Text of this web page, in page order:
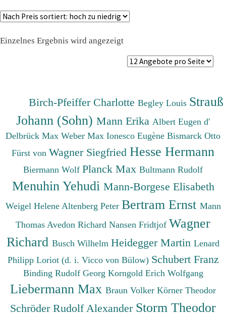
Einzelnes Ergebnis wird angezeigt
Birch-Pfeiffer CharlotteBegley Louis Strauß
Johann (Sohn) Mann Erika Albert Eugen d'
Delbrück Max Weber Max Ionesco Eugène Bismarck Otto
Fürst von Wagner Siegfried Hesse Hermann
Biermann Wolf Planck Max Bultmann Rudolf
Menuhin Yehudi Mann-Borgese Elisabeth
Weigel Helene Altenberg Peter Bertram Ernst Mann
Thomas Avedon Richard Nansen Fridtjof Wagner
Richard Busch Wilhelm Heidegger Martin Lenard
Philipp Loriot (d. i. Vicco von Bülow) Schubert Franz
Binding Rudolf Georg Korngold Erich Wolfgang
Liebermann Max Braun Volker Körner Theodor
Schröder Rudolf Alexander Storm Theodor